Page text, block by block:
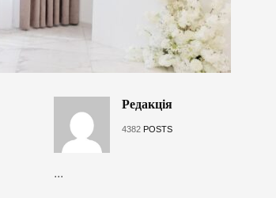
Редакція
4382 POSTS
...